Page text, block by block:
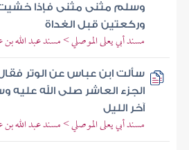
وسلم مثنى مثنى فإذا
وركعتين قبل الغداة
مسند أبي يعلى الموصلي > مسند عبد الله
سألت ابن عباس عن الوتر
الجزء العاشر صلى الله
آخر الليل
مسند أبي يعلى الموصلي > مسند عبد الله